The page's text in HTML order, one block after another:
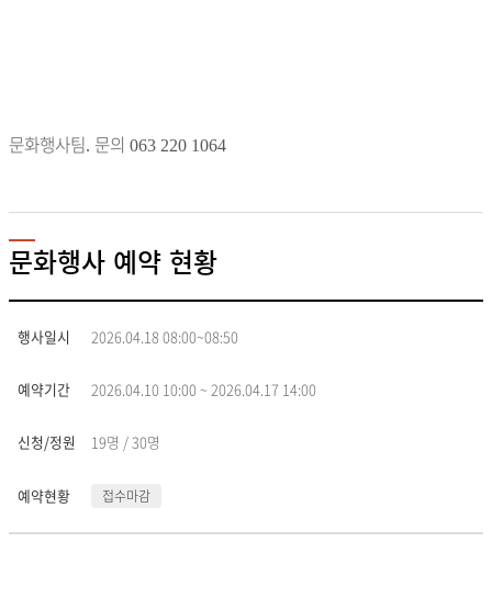
문화행사팀. 문의 063 220 1064
문화행사 예약 현황
화
일
안
내
사
2026.04.18 08:00~08:50
2026.04.10 10:00 ~ 2026.04.17 14:00
19명 / 30명
접수마감